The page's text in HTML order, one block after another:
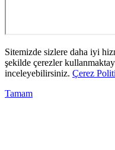
Sitemizde sizlere daha iyi
şekilde çerezler
inceleyebilirsiniz. Çerez
Tamam